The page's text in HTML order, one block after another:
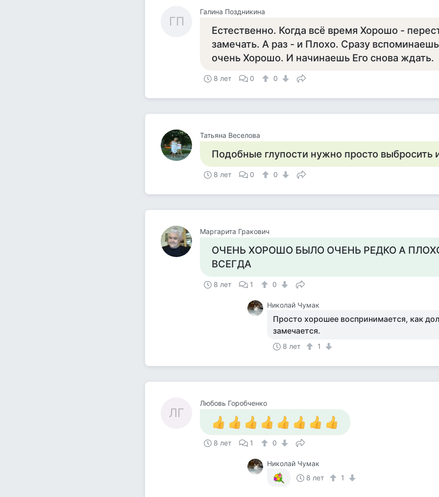
ГП
Галина Поздникина
Естественно. Когда всё время Хорошо -
замечать. А раз - и Плохо. Сразу
очень Хорошо. И начинаешь Его снова ждать.
8 лет 0 0
Татьяна Веселова
Подобные глупости нужно просто выбросить
8 лет 0 0
Маргарита Гракович
ОЧЕНЬ ХОРОШО БЫЛО ОЧЕНЬ РЕДКО А
ВСЕГДА
8 лет 1 0
Николай Чумак
Просто хорошее воспринимается, как
замечается.
8 лет 1
ЛГ
Любовь Горобченко
8 лет 1 0
Николай Чумак
8 лет
1